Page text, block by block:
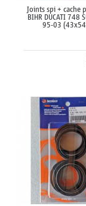
Joints spi + cache
BIHR DUCATI 748
95-03